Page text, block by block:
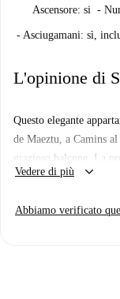
Ascensore: si -
- Asciugamani: sì,
L'opinione di
Questo elegante
de Maeztu, a Camins
grazioso balcone. La
cucina a pianta aperta
con doccia.
Vedere di più keyboard_arrow_down
Abbiamo verificato